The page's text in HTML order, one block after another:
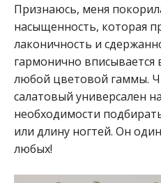
Признаюсь, меня
насыщенность, которая
лаконичность и
гармонично вписывается
любой цветовой гаммы.
салатовый универсален
необходимости
или длину ногтей. Он
любых!